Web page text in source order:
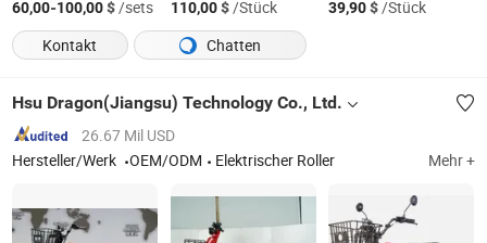
60,00-100,00$/sets 110,00$/Stück 39,90$/Stück
Kontakt
Chatten
Hsu Dragon(Jiangsu) Technology Co., Ltd.
26.67 Mil USD
Hersteller/Werk
OEM/ODM Elektrischer Roller Mehr +